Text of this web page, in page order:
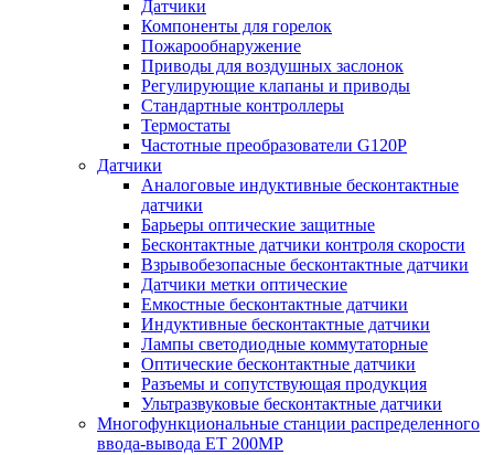
Датчики
Компоненты для горелок
Пожарообнаружение
Приводы для воздушных заслонок
Регулирующие клапаны и приводы
Стандартные контроллеры
Термостаты
Частотные преобразователи G120P
Датчики
Аналоговые индуктивные бесконтактные
датчики
Барьеры оптические защитные
Бесконтактные датчики контроля скорости
Взрывобезопасные бесконтактные датчики
Датчики метки оптические
Емкостные бесконтактные датчики
Индуктивные бесконтактные датчики
Лампы светодиодные коммутаторные
Оптические бесконтактные датчики
Разъемы и сопутствующая продукция
Ультразвуковые бесконтактные датчики
Многофункциональные станции распределенного
ввода-вывода ET 200MP